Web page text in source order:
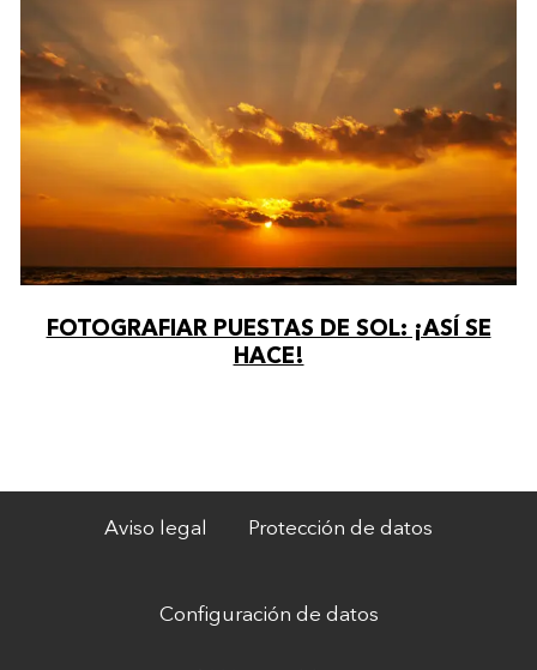
FOTOGRAFIAR PUESTAS DE SOL: ¡ASÍ SE
HACE!
Aviso legal Protección de datos
Configuración de datos